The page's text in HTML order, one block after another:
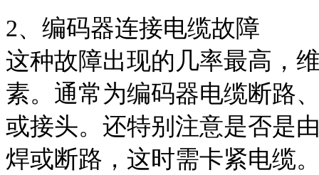
2、编码器连接电缆故障
这种故障出现的几率最高，
素。通常为编码器电缆断路
或接头。还特别注意是否是
焊或断路，这时需卡紧电缆